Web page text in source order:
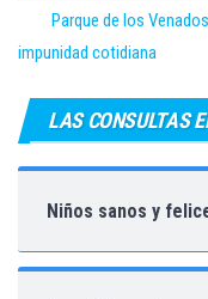
Parque de los
impunidad cotidiana
LAS CONSULTAS
Niños sanos y